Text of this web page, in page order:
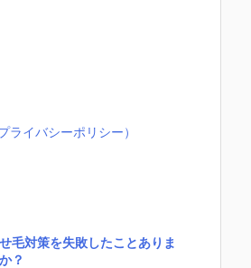
ライバシーポリシー）
毛対策を失敗したことありま
？